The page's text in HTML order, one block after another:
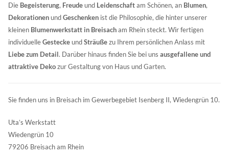
Die Begeisterung, FreudeundLeidenschaftam Schönen, anBlumen,
DekorationenundGeschenkenist die Philosophie, die hinter unserer
kleinen Blumenwerkstatt in Breisacham Rhein steckt. Wir fertigen
individuelleGesteckeundSträußezu Ihrem persönlichen Anlass mit
Liebe zum Detail. Darüber hinaus finden Sie bei uns ausgefallene und
attraktive Dekozur Gestaltung von Haus und Garten.
Sie finden uns in Breisach im Gewerbegebiet Isenberg II, Wiedengrün 10.
Uta’s Werkstatt
Wiedengrün 10
79206 Breisach am Rhein